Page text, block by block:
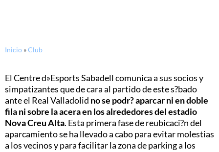
Inicio »Club
El Centre d»Esports Sabadell comunica a sus socios y
simpatizantes que de cara al partido de este s?bado
ante el Real Valladolid no se podr? aparcar ni en doble
fila ni sobre la acera en los alrededores del estadio
Nova Creu Alta. Esta primera fase de reubicaci?n del
aparcamiento se ha llevado a cabo para evitar molestias
a los vecinos y para facilitar la zona de parking a los